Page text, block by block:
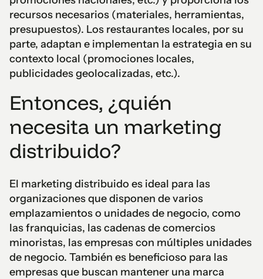
recursos necesarios (materiales, herramientas,
presupuestos). Los restaurantes locales, por su
parte, adaptan e implementan la estrategia en su
contexto local (promociones locales,
publicidades geolocalizadas, etc.).
Entonces, ¿quién
necesita un marketing
distribuido?
El marketing distribuido es ideal para las
organizaciones que disponen de varios
emplazamientos o unidades de negocio, como
las franquicias, las cadenas de comercios
minoristas, las empresas con múltiples unidades
de negocio. También es beneficioso para las
empresas que buscan mantener una marca